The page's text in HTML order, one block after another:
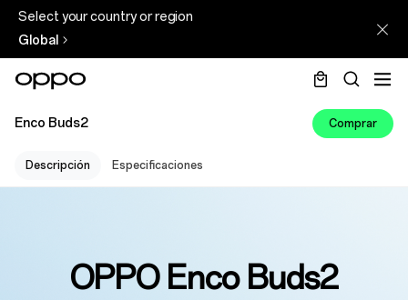
Select your country or region
Global
Enco Buds2 Comprar
Descripción Especificaciones
OPPO Enco Buds2